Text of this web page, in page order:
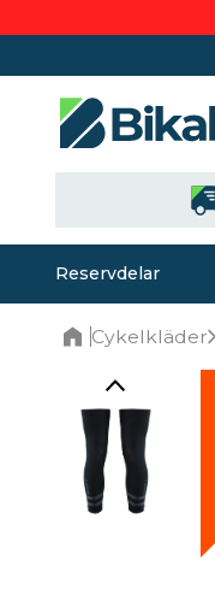
Reservdelar
Cykelkläder